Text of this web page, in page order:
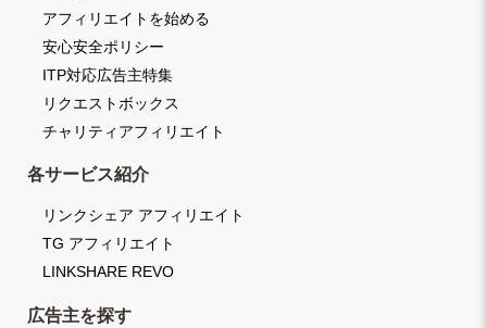
アフィリエイトを始める
安心安全ポリシー
ITP対応広告主特集
リクエストボックス
チャリティアフィリエイト
各サービス紹介
リンクシェア アフィリエイト
TG アフィリエイト
LINKSHARE REVO
広告主を探す